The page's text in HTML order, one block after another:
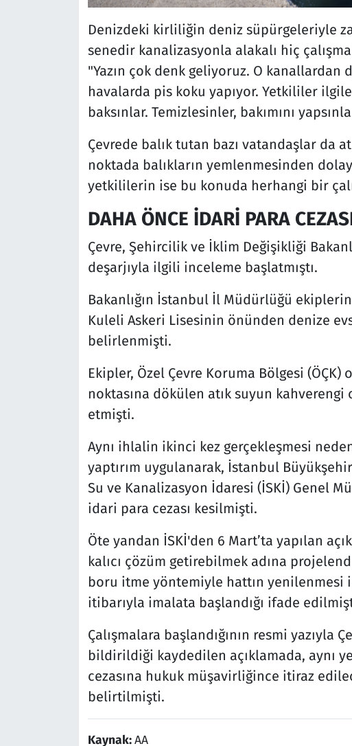
Denizdeki kirliliğin deniz süpürgeleriyle
senedir kanalizasyonla alakalı hiç çalışma
"Yazın çok denk geliyoruz. O kanallardan
havalarda pis koku yapıyor. Yetkililer
baksınlar. Temizlesinler, bakımını
Çevrede balık tutan bazı vatandaşlar da
noktada balıkların yemlenmesinden
yetkililerin ise bu konuda herhangi bir
DAHA ÖNCE İDARİ PARA
Çevre, Şehircilik ve İklim Değişikliği
deşarjıyla ilgili inceleme başlatmıştı.
Bakanlığın İstanbul İl Müdürlüğü
Kuleli Askeri Lisesinin önünden denize
belirlenmişti.
Ekipler, Özel Çevre Koruma Bölgesi
noktasına dökülen atık suyun
etmişti.
Aynı ihlalin ikinci kez gerçekleşmesi
yaptırım uygulanarak, İstanbul
Su ve Kanalizasyon İdaresi (İSKİ) Genel
idari para cezası kesilmişti.
Öte yandan İSKİ'den 6 Mart’ta yapılan
kalıcı çözüm getirebilmek adına
boru itme yöntemiyle hattın yenilenmesi
itibarıyla imalata başlandığı ifade
Çalışmalara başlandığının resmi yazıyla
bildirildiği kaydedilen açıklamada, aynı
cezasına hukuk müşavirliğince itiraz
belirtilmişti.
Kaynak:AA